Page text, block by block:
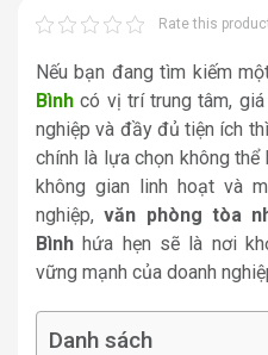
Rate this
Nếu bạn đang tìm kiếm
Bình có vị trí trung tâm,
nghiệp và đầy đủ tiện ích thì
chính là lựa chọn không
không gian linh hoạt và
nghiệp,văn phòng tòa
Bình hứa hẹn sẽ là nơi
vững mạnh của doanh
Danh sách